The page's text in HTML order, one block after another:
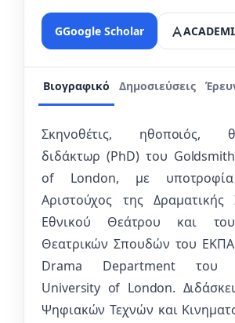
GGoogle Scholar
Βιογραφικό Δημοσιεύσεις
Σκηνοθέτις, ηθοποιός,
διδάκτωρ (PhD) του
of London, με
Αριστούχος της Δραματικής
Εθνικού Θεάτρου και
Θεατρικών Σπουδών του
Drama Department του
University of London.
Ψηφιακών Τεχνών και